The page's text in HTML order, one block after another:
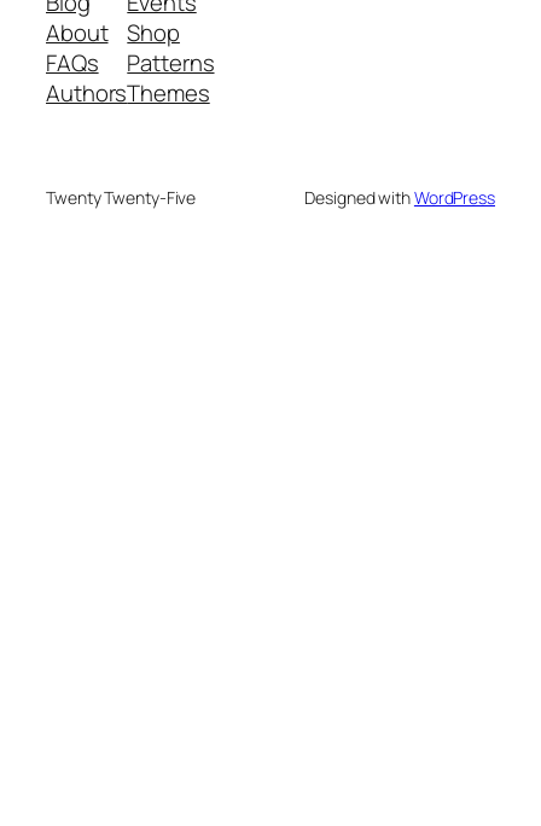
About
FAQs
Authors
Shop
Patterns
Themes
Twenty Twenty-Five Designed withWordPress